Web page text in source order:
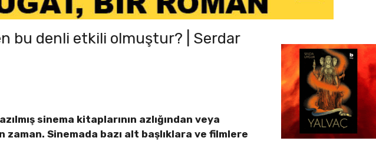
bu denli etkili olmuştur? | Serdar
sinema kitaplarının azlığından veya
zaman. Sinemada bazı alt başlıklara ve filmlere